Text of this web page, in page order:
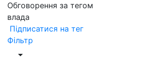
Обговорення за тегом
влада
Підписатися на тег
Фільтр